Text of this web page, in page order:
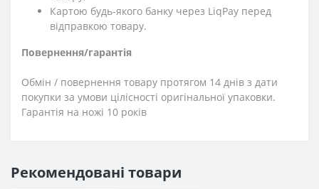
Картою будь-якого банку через LiqPay перед
відправкою товару.
Повернення/гарантія
Обмін / повернення товару протягом 14 днів з дати
покупки за умови цілісності оригінальної упаковки.
Гарантія на ножі 10 років
Рекомендовані товари